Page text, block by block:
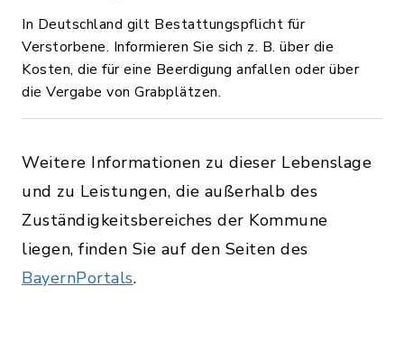
In Deutschland gilt Bestattungspflicht für
Verstorbene. Informieren Sie sich z. B. über die
Kosten, die für eine Beerdigung anfallen oder über
die Vergabe von Grabplätzen.
Weitere Informationen zu dieser Lebenslage
und zu Leistungen, die außerhalb des
Zuständigkeitsbereiches der Kommune
liegen, finden Sie auf den Seiten des
BayernPortals.